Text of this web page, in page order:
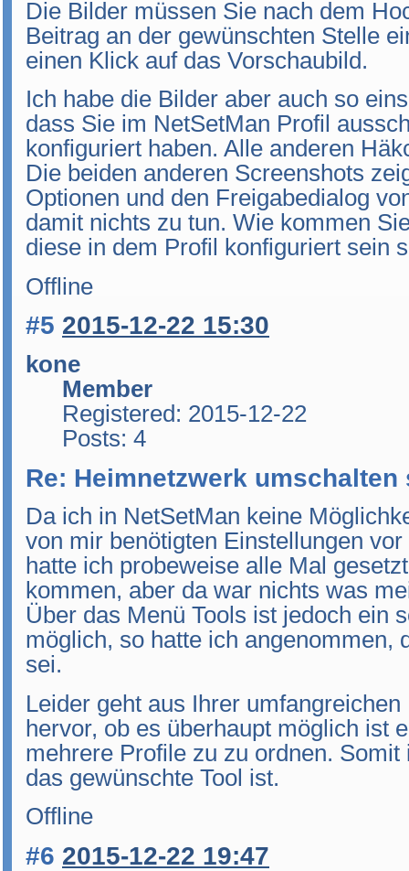
Die Bilder müssen Sie nach dem
Beitrag an der gewünschten Stelle
einen Klick auf das Vorschaubild.
Ich habe die Bilder aber auch so
dass Sie im NetSetMan Profil
konfiguriert haben. Alle anderen
Die beiden anderen Screenshots
Optionen und den Freigabedialog
damit nichts zu tun. Wie kommen
diese in dem Profil konfiguriert sein
Offline
#5 2015-12-22 15:30
kone
Member
Registered: 2015-12-22
Posts: 4
Re: Heimnetzwerk
Da ich in NetSetMan keine
von mir benötigten Einstellungen
hatte ich probeweise alle Mal
kommen, aber da war nichts was
Über das Menü Tools ist jedoch ein
möglich, so hatte ich angenommen,
sei.
Leider geht aus Ihrer
hervor, ob es überhaupt möglich ist
mehrere Profile zu zu ordnen.
das gewünschte Tool ist.
Offline
#6 2015-12-22 19:47